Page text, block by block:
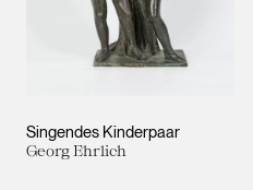
Singendes Kinderpaar
Georg Ehrlich